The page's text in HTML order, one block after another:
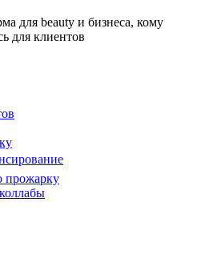
для beauty и бизнеса, кому
для клиентов
прожарку